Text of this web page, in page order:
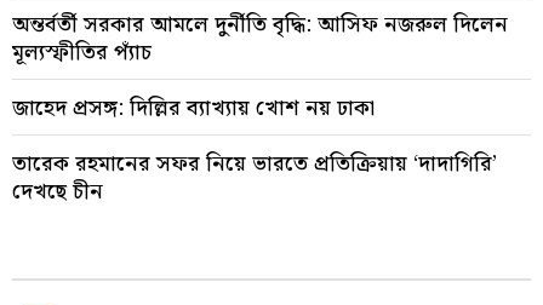
অন্তর্বর্তী সরকার আমলে দুর্নীতি বৃদ্ধি: আসিফ নজরুল দিলেন
মূল্যস্ফীতির প্যাঁচ
জাহেদ প্রসঙ্গ: দিল্লির ব্যাখ্যায় খোশ নয় ঢাকা
তারেক রহমানের সফর নিয়ে ভারতে প্রতিক্রিয়ায় ‘দাদাগিরি’
দেখছে চীন